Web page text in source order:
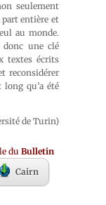
seulement
part entière et
au monde.
donc une clé
textes écrits
reconsidérer
long qu’a été
de Turin)
duBulletin
Cairn